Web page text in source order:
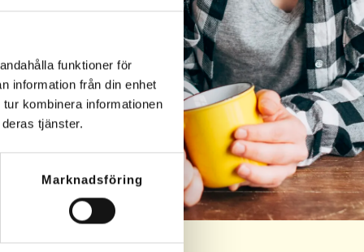
funktioner för
information från din enhet
kombinera informationen
tjänster.
Marknadsföring